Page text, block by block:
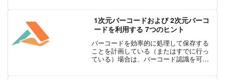
の間で分かりやすい文書...
1次元バーコードおよび 2次元バーコ
ードを利用する 7つのヒント
バーコードを効率的に処理して保存する
ことを計画している（またはすでに行っ
ている）場合は、バーコード認識を可能